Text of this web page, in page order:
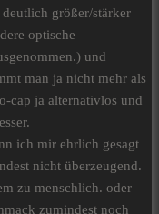
größer/stärker
optische
und
man ja nicht mehr als
cap ja alternativlos und
ich mir ehrlich gesagt
nicht überzeugend.
zu menschlich. oder
zumindest noch